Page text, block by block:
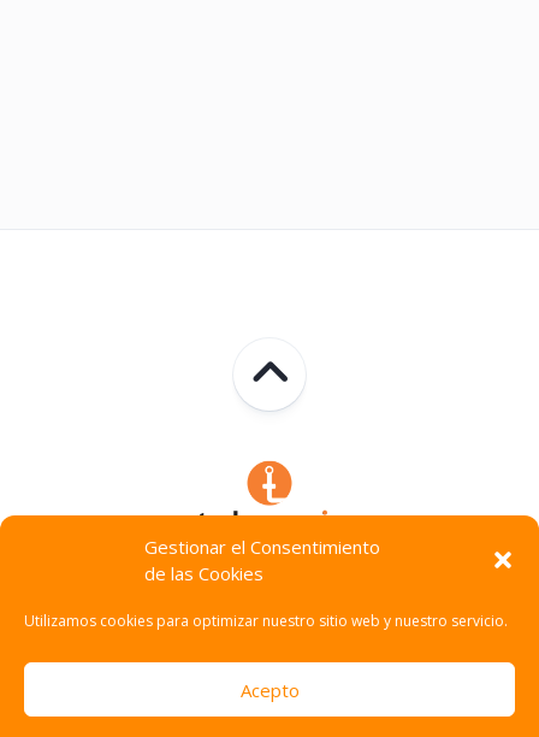
Gestionar el Consentimiento
de las Cookies
Utilizamos cookies para optimizar nuestro sitio web y nuestro servicio.
Acepto
Technocracia © 2026. Todos Los Derechos Reservados.